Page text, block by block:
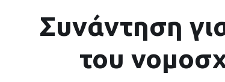
Συνάντηση
του